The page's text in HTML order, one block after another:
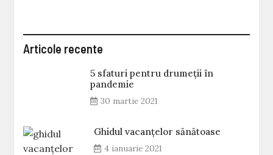
Articole recente
5 sfaturi pentru drumeții în
pandemie
30 martie 2021
Ghidul vacanțelor sănătoase
4 ianuarie 2021